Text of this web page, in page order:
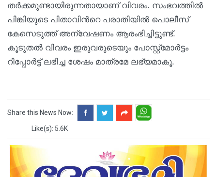
തർക്കമുണ്ടായിരുന്നതായാണ് വിവരം. സംഭവത്തിൽ
പിങ്കിയുടെ പിതാവിന്‍റെ പരാതിയില്‍ പൊലീസ്
കേസെടുത്ത് അന്വേഷണം ആരംഭിച്ചിട്ടുണ്ട്.
കൂടുതൽ വിവരം ഇരുവരുടെയും പോസ്റ്റ്മോർട്ടം
റിപ്പോർട്ട് ലഭിച്ച ശേഷം മാത്രമേ ലഭ്യമാകൂ.
Share this News Now:
Like(s): 5.6K